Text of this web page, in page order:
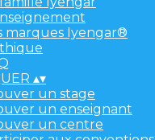
marques Iyengar®
▴▾
un stage
un enseignant
un centre